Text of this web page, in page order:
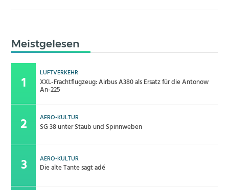
Meistgelesen
LUFTVERKEHR
XXL-Frachtflugzeug: Airbus A380 als Ersatz für die Antonow
An-225
AERO-KULTUR
SG 38 unter Staub und Spinnweben
AERO-KULTUR
Die alte Tante sagt adé